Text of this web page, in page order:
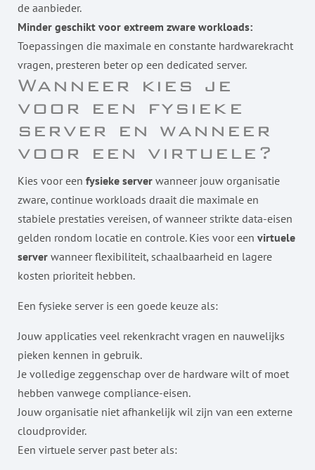
de aanbieder.
Minder geschikt voor extreem zware workloads:
Toepassingen die maximale en constante hardwarekracht
vragen, presteren beter op een dedicated server.
Wanneer kies je
voor een fysieke
server en wanneer
voor een virtuele?
Kies voor een fysieke server wanneer jouw organisatie
zware, continue workloads draait die maximale en
stabiele prestaties vereisen, of wanneer strikte data-eisen
gelden rondom locatie en controle. Kies voor een virtuele
server wanneer flexibiliteit, schaalbaarheid en lagere
kosten prioriteit hebben.
Een fysieke server is een goede keuze als:
Jouw applicaties veel rekenkracht vragen en nauwelijks
pieken kennen in gebruik.
Je volledige zeggenschap over de hardware wilt of moet
hebben vanwege compliance-eisen.
Jouw organisatie niet afhankelijk wil zijn van een externe
cloudprovider.
Een virtuele server past beter als: